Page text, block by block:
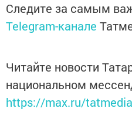
Следите за самым
Telegram-канале
Читайте новости
национальном
https://max.ru/tatmedia